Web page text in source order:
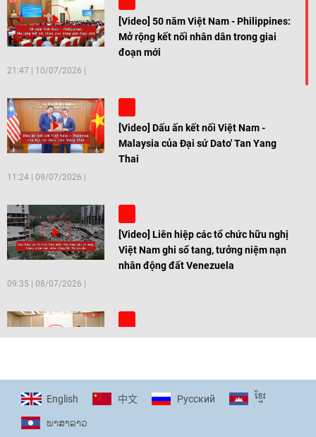
[Video] 50 năm Việt Nam - Philippines:
Mở rộng kết nối nhân dân trong giai
đoạn mới
21:47 10/07/2026
[Video] Dấu ấn kết nối Việt Nam -
Malaysia của Đại sứ Dato' Tan Yang
Thai
11:24 09/07/2026
[Video] Liên hiệp các tổ chức hữu nghị
Việt Nam ghi sổ tang, tưởng niệm nạn
nhân động đất Venezuela
09:35 08/07/2026
[Video] Trẻ em Đông Á cùng kiến tạo
English 中文 Pусский ខ្មែរ
ພາ​ສາ​ລາວ